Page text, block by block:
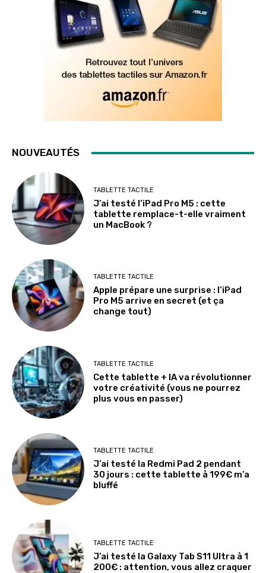
NOUVEAUTÉS
TABLETTE TACTILE
J’ai testé l’iPad Pro M5 : cette
tablette remplace-t-elle vraiment
un MacBook ?
TABLETTE TACTILE
Apple prépare une surprise : l’iPad
Pro M5 arrive en secret (et ça
change tout)
TABLETTE TACTILE
Cette tablette + IA va révolutionner
votre créativité (vous ne pourrez
plus vous en passer)
TABLETTE TACTILE
J’ai testé la Redmi Pad 2 pendant
30 jours : cette tablette à 199€ m’a
bluffé
TABLETTE TACTILE
J’ai testé la Galaxy Tab S11 Ultra à 1
200€ : attention, vous allez craquer